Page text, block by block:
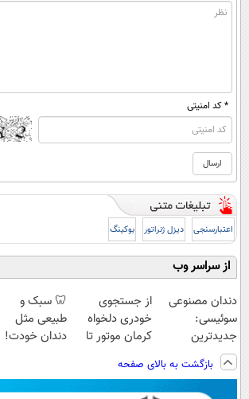
* کد امنیتی
اعتبارسنجی دیزل ژنراتور بوکینگ
از سراسر وب
دندان مصنوعی
سوئیسی:
جدیدترین
فناوری اروپا،
سبک و مقاوم |
پرداخت قسطی
از جستجوی
خودری دلخواه
کرمان موتور تا
ساده، بی واسطه
و مستقیم
🦷 سبک و
طبیعی مثل
دندان خودت!
💳 📍 تهران
بازگشت به بالای صفحه